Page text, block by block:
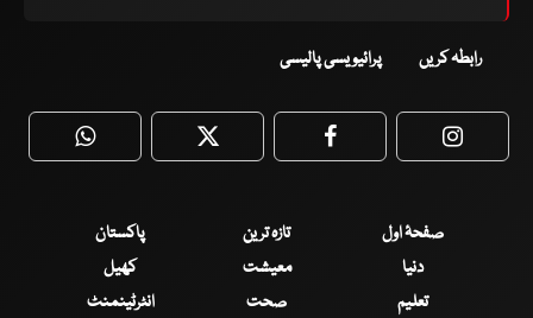
رابطہ کریں پرائیویسی پالیسی
WhatsApp Twitter Facebook
صفحۂ اول تازہ ترین
پاکستان
دنیا
معیشت
کھیل
تعلیم
صحت
انٹرٹینمنٹ